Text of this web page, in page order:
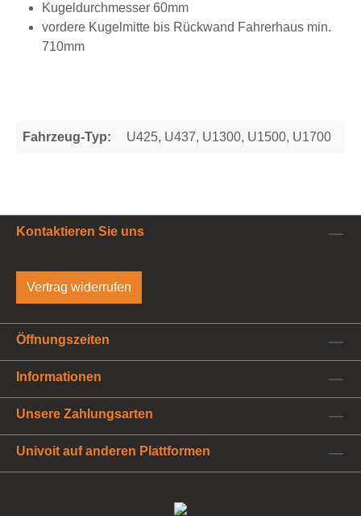
Kugeldurchmesser 60mm
vordere Kugelmitte bis Rückwand Fahrerhaus min.
710mm
Fahrzeug-Typ: U425, U437, U1300, U1500, U1700
Kontaktieren Sie uns
Vertrag widerrufen
Öffnungszeiten
Informationen
Unsere Zahlungsarten
Univoit auf anderen Plattformen